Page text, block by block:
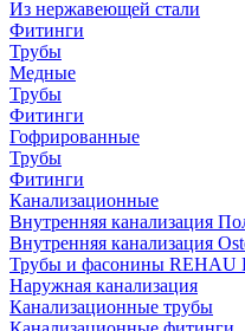
Из нержавеющей стали
Фитинги
Трубы
Медные
Трубы
Фитинги
Гофрированные
Трубы
Фитинги
Канализационные
Внутренняя канализация
Внутренняя канализация
Трубы и фасонины REHAU
Наружная канализация
Канализационные трубы